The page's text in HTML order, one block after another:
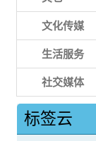
文化传媒
生活服务
社交媒体
标签云